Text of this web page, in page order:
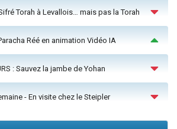
Torah à Levallois… mais pas la Torah
Réé en animation Vidéo IA
: Sauvez la jambe de Yohan
- En visite chez le Steipler